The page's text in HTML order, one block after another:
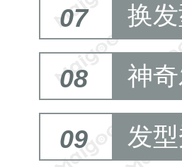
07 换
08 神
09 发